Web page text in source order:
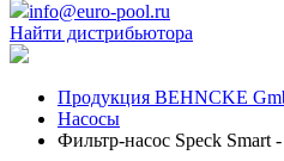
info@euro-pool.ru
Найти дистрибьютора
Продукция BEHNCKE
Насосы
Фильтр-насос Speck Smart